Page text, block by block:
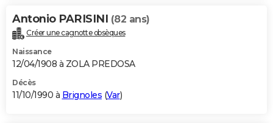
Antonio PARISINI (82 ans)
Créer une cagnotte obsèques
Naissance
12/04/1908 à ZOLA PREDOSA
Décès
11/10/1990 à Brignoles (Var)